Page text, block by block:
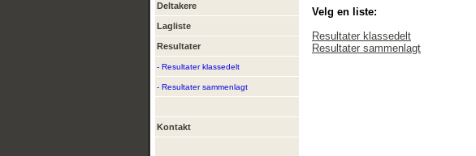
Deltakere
Lagliste
Resultater
- Resultater klassedelt
- Resultater sammenlagt
Kontakt
Velg en liste:
Resultater klassedelt
Resultater sammenlagt